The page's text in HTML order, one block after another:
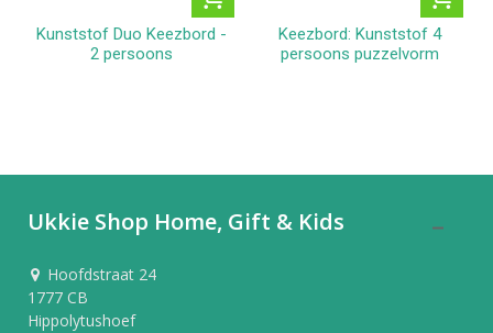
Kunststof Duo Keezbord -
2 persoons
Keezbord: Kunststof 4
persoons puzzelvorm
Ukkie Shop Home, Gift & Kids
Hoofdstraat 24
1777 CB
Hippolytushoef